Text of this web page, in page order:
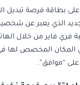
بطاقة فرصة تبديل
الذي يعبر عن
فري فاير من خلال
المخصص لها في
“موافق”.